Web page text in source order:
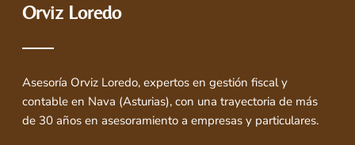
Orviz Loredo
Asesoría Orviz Loredo, expertos en gestión fiscal y
contable en Nava (Asturias), con una trayectoria de más
de 30 años en asesoramiento a empresas y particulares.